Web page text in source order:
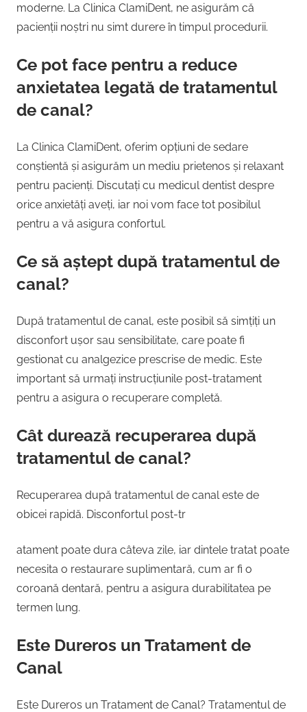
moderne. La Clinica ClamiDent, ne asigurăm că
pacienții noștri nu simt durere în timpul procedurii.
Ce pot face pentru a reduce
anxietatea legată de tratamentul
de canal?
La Clinica ClamiDent, oferim opțiuni de sedare
conștientă și asigurăm un mediu prietenos și relaxant
pentru pacienți. Discutați cu medicul dentist despre
orice anxietăți aveți, iar noi vom face tot posibilul
pentru a vă asigura confortul.
Ce să aștept după tratamentul de
canal?
După tratamentul de canal, este posibil să simțiți un
disconfort ușor sau sensibilitate, care poate fi
gestionat cu analgezice prescrise de medic. Este
important să urmați instrucțiunile post-tratament
pentru a asigura o recuperare completă.
Cât durează recuperarea după
tratamentul de canal?
Recuperarea după tratamentul de canal este de
obicei rapidă. Disconfortul post-tr
atament poate dura câteva zile, iar dintele tratat poate
necesita o restaurare suplimentară, cum ar fi o
coroană dentară, pentru a asigura durabilitatea pe
termen lung.
Este Dureros un Tratament de
Canal
Este Dureros un Tratament de Canal? Tratamentul de